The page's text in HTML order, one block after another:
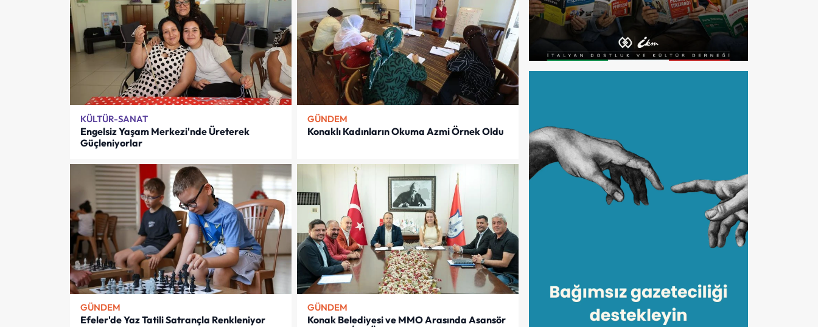
KÜLTÜR-SANAT
Engelsiz Yaşam Merkezi'nde Üreterek
Güçleniyorlar
GÜNDEM
Konaklı Kadınların Okuma Azmi Örnek Oldu
GÜNDEM
Efeler'de Yaz Tatili Satrançla Renkleniyor
GÜNDEM
Konak Belediyesi ve MMO Arasında Asansör